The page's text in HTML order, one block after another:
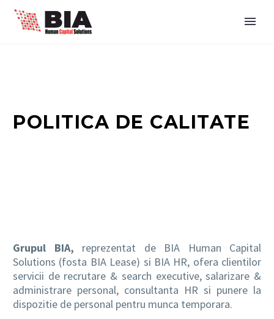
POLITICA DE CALITATE
Grupul BIA, reprezentat de BIA Human Capital
Solutions (fosta BIA Lease) si BIA HR, ofera clientilor
servicii de recrutare & search executive, salarizare &
administrare personal, consultanta HR si punere la
dispozitie de personal pentru munca temporara.